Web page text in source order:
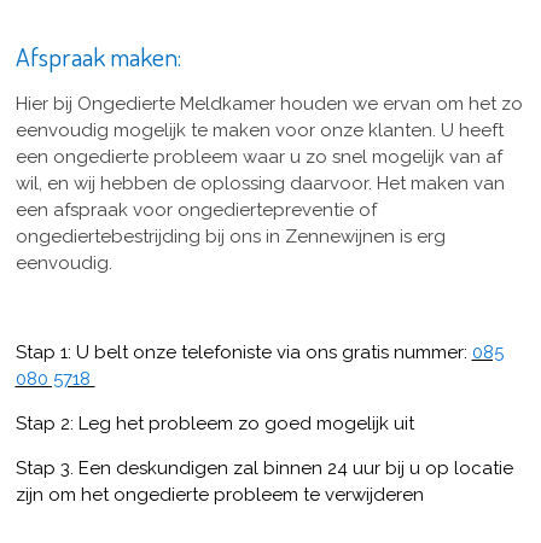
Afspraak maken:
Hier bij Ongedierte Meldkamer houden we ervan om het zo
eenvoudig mogelijk te maken voor onze klanten. U heeft
een ongedierte probleem waar u zo snel mogelijk van af
wil, en wij hebben de oplossing daarvoor. Het maken van
een afspraak voor ongediertepreventie of
ongediertebestrijding bij ons in Zennewijnen is erg
eenvoudig.
Stap 1: U belt onze telefoniste via ons gratis nummer: 085
080 5718
Stap 2: Leg het probleem zo goed mogelijk uit
Stap 3. Een deskundigen zal binnen 24 uur bij u op locatie
zijn om het ongedierte probleem te verwijderen